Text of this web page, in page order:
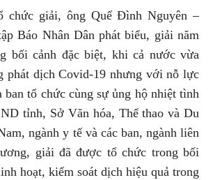
chức giải, ông Quế Đình Nguyên –
Báo Nhân Dân phát biểu, giải năm
bối cảnh đặc biệt, khi cả nước vừa
phát dịch Covid-19 nhưng với nỗ lực
ban tổ chức cùng sự ủng hộ nhiệt tình
tỉnh, Sở Văn hóa, Thể thao và Du
ngành y tế và các ban, ngành liên
giải đã được tổ chức trong bối
hoạt, kiểm soát dịch hiệu quả trong